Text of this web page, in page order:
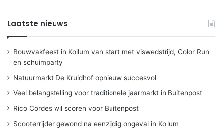
Laatste nieuws
Bouwvakfeest in Kollum van start met viswedstrijd, Color Run
en schuimparty
Natuurmarkt De Kruidhof opnieuw succesvol
Veel belangstelling voor traditionele jaarmarkt in Buitenpost
Rico Cordes wil scoren voor Buitenpost
Scooterrijder gewond na eenzijdig ongeval in Kollum